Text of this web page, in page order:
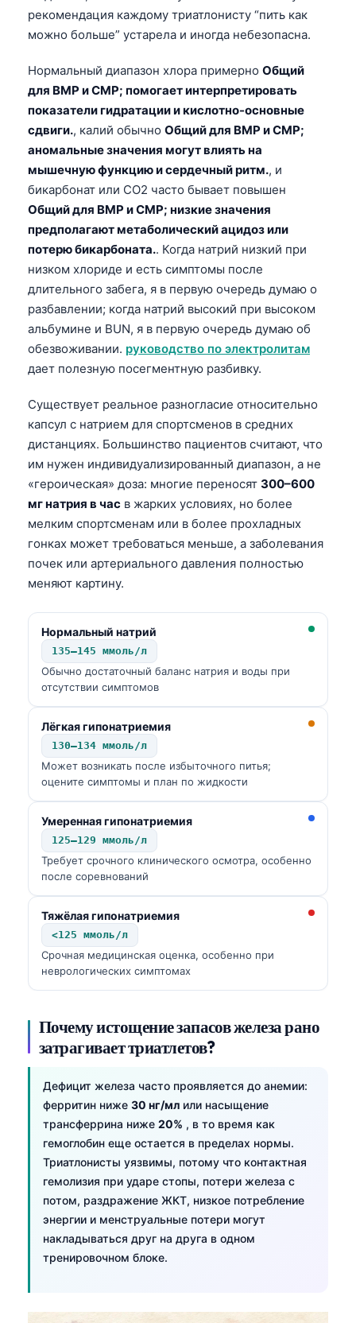
рекомендация каждому триатлонисту “пить как
можно больше” устарела и иногда небезопасна.
Нормальный диапазон хлора примерно Общий
для BMP и CMP; помогает интерпретировать
показатели гидратации и кислотно-основные
сдвиги., калий обычно Общий для BMP и CMP;
аномальные значения могут влиять на
мышечную функцию и сердечный ритм., и
бикарбонат или CO2 часто бывает повышен
Общий для BMP и CMP; низкие значения
предполагают метаболический ацидоз или
потерю бикарбоната.. Когда натрий низкий при
низком хлориде и есть симптомы после
длительного забега, я в первую очередь думаю о
разбавлении; когда натрий высокий при высоком
альбумине и BUN, я в первую очередь думаю об
обезвоживании. руководство по электролитам
дает полезную посегментную разбивку.
Существует реальное разногласие относительно
капсул с натрием для спортсменов в средних
дистанциях. Большинство пациентов считают, что
им нужен индивидуализированный диапазон, а не
«героическая» доза: многие переносят 300–600
мг натрия в час в жарких условиях, но более
мелким спортсменам или в более прохладных
гонках может требоваться меньше, а заболевания
почек или артериального давления полностью
меняют картину.
Нормальный натрий
135–145 ммоль/л
Обычно достаточный баланс натрия и воды при
отсутствии симптомов
Лёгкая гипонатриемия
130–134 ммоль/л
Может возникать после избыточного питья;
оцените симптомы и план по жидкости
Умеренная гипонатриемия
125–129 ммоль/л
Требует срочного клинического осмотра, особенно
после соревнований
Тяжёлая гипонатриемия
<125 ммоль/л
Срочная медицинская оценка, особенно при
неврологических симптомах
Почему истощение запасов железа рано
затрагивает триатлетов?
Дефицит железа часто проявляется до анемии:
ферритин ниже 30 нг/мл или насыщение
трансферрина ниже 20% , в то время как
гемоглобин еще остается в пределах нормы.
Триатлонисты уязвимы, потому что контактная
гемолизия при ударе стопы, потери железа с
потом, раздражение ЖКТ, низкое потребление
энергии и менструальные потери могут
накладываться друг на друга в одном
тренировочном блоке.
سنڌي
සිංහල
অসমীয়া
Latviešu valoda
Македонски јазик
Euskara
Occitan
Afrikaans
Монгол
ພາສາລາວ
Basa Jawa
Cebuano
ئۇيغۇرچە
Кыргызча
Беларуская мова
Esperanto
Frysk
Norsk bokmål